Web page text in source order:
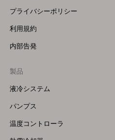
プライバシーポリシー
利用規約
内部告発
Footer
Menu
製品
液冷システム
パンプス
温度コントローラ